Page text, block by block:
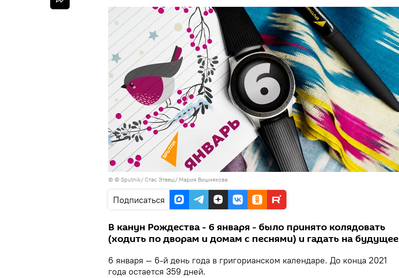
© © Sputnik/ Стас Этвеш/ Мария Вишнякова
Подписаться
В канун Рождества - 6 января - было принято колядовать
(ходить по дворам и домам с песнями) и гадать на будущее
6 января — 6-й день года в григорианском календаре. До конца 2021
года остается 359 дней.